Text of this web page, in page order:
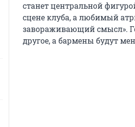
станет центральной
сцене клуба, а любимый
завораживающий смысл».
другое, а бармены будут